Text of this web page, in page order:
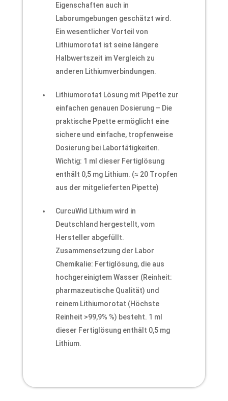
Eigenschaften auch in
Laborumgebungen geschätzt wird.
Ein wesentlicher Vorteil von
Lithiumorotat ist seine längere
Halbwertszeit im Vergleich zu
anderen Lithiumverbindungen.
Lithiumorotat Lösung mit Pipette zur
einfachen genauen Dosierung – Die
praktische Ppette ermöglicht eine
sichere und einfache, tropfenweise
Dosierung bei Labortätigkeiten.
Wichtig: 1 ml dieser Fertiglösung
enthält 0,5 mg Lithium. (≈ 20 Tropfen
aus der mitgelieferten Pipette)
CurcuWid Lithium wird in
Deutschland hergestellt, vom
Hersteller abgefüllt.
Zusammensetzung der Labor
Chemikalie: Fertiglösung, die aus
hochgereinigtem Wasser (Reinheit:
pharmazeutische Qualität) und
reinem Lithiumorotat (Höchste
Reinheit >99,9% %) besteht. 1 ml
dieser Fertiglösung enthält 0,5 mg
Lithium.